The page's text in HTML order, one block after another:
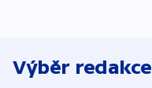
Výběr redakce